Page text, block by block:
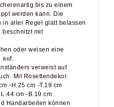
bis zu einem
werden kann. Die
in aller Regel glatt belassen
beschnitzt mit
oder weisen eine
verweist auf
Mit Rosettendekor.
-H.25 cm -T.19 cm
cm -B.19 cm
Handarbeiten können